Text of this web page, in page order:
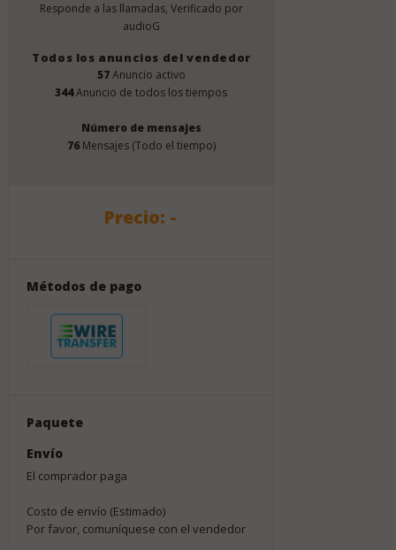
Responde a las llamadas, Verificado por
audioG
Todos los anuncios del vendedor
57Anuncio activo
344Anuncio de todos los tiempos
Número de mensajes
76Mensajes (Todo el tiempo)
Precio: -
Métodos de pago
Paquete
Envío
El comprador paga
Costo de envío (Estimado)
Por favor, comuníquese con el vendedor